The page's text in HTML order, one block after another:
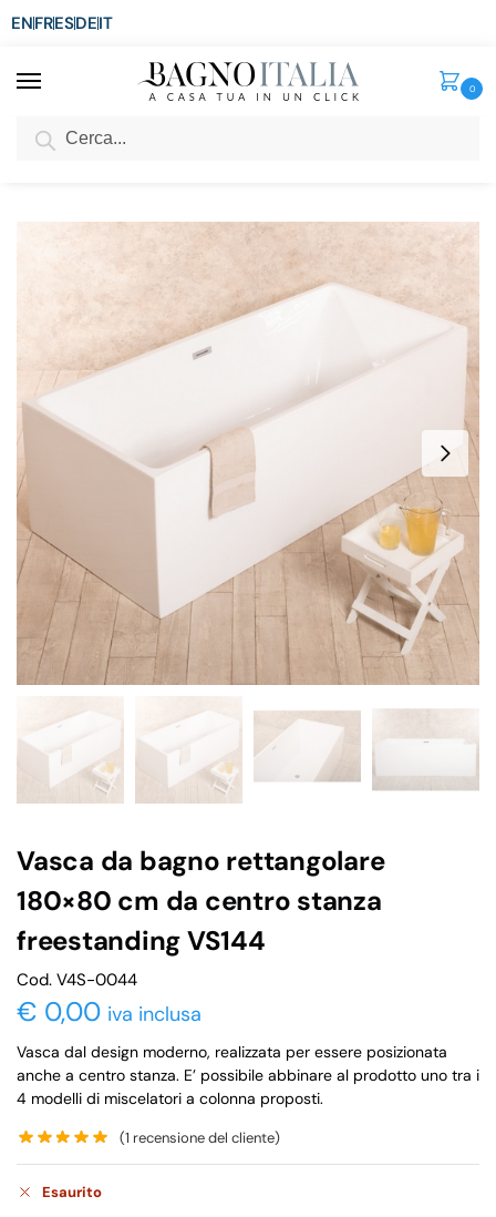
ENFRESDEIT
0
SCONTO del 3%
Vasca da bagno rettangolare
180×80 cm da centro stanza
freestanding VS144
Cod. V4S-0044
€ 0,00 iva inclusa
Vasca dal design moderno, realizzata per essere posizionata
anche a centro stanza. E’ possibile abbinare al prodotto uno tra i
4 modelli di miscelatori a colonna proposti.
(1 recensione del cliente)
Esaurito